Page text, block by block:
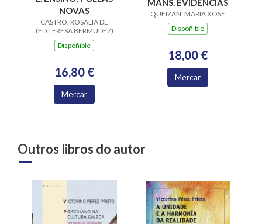
NOVAS
CASTRO, ROSALIA DE
(ED.TERESA BERMUDEZ)
Dispoñible
16,80 €
Mercar
MANS. EVIDENCIAS
QUEIZAN, MARIA XOSE
Dispoñible
18,00 €
Mercar
Outros libros do autor